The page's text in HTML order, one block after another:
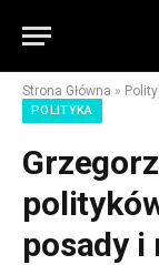
Strona Główna »
POLITYKA
posady i